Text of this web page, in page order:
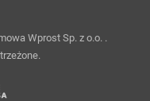
Wprost Sp. z o.o. .